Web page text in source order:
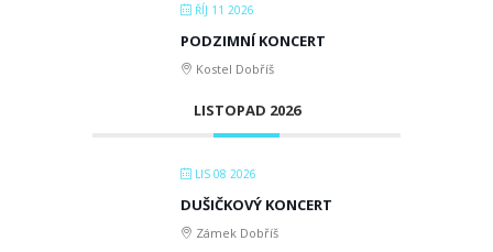
ŘÍJ 11 2026
PODZIMNÍ KONCERT
Kostel Dobříš
LISTOPAD 2026
LIS 08 2026
DUŠIČKOVÝ KONCERT
Zámek Dobříš